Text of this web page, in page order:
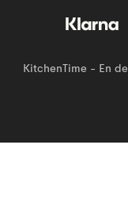
KitchenTime - En